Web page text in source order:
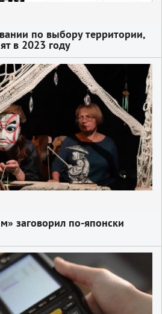
по выбору территории,
в 2023 году
заговорил по-японски